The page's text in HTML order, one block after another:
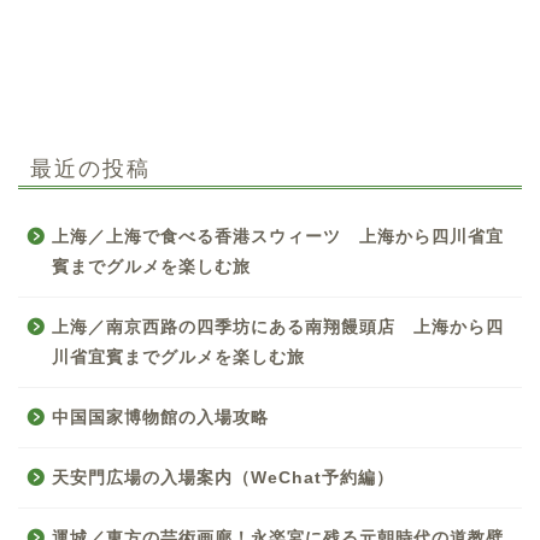
最近の投稿
上海／上海で食べる香港スウィーツ 上海から四川省宜
賓までグルメを楽しむ旅
上海／南京西路の四季坊にある南翔饅頭店 上海から四
川省宜賓までグルメを楽しむ旅
中国国家博物館の入場攻略
天安門広場の入場案内（WeChat予約編）